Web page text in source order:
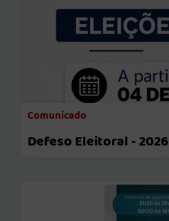
Comunicado
Defeso Eleitoral - 2026